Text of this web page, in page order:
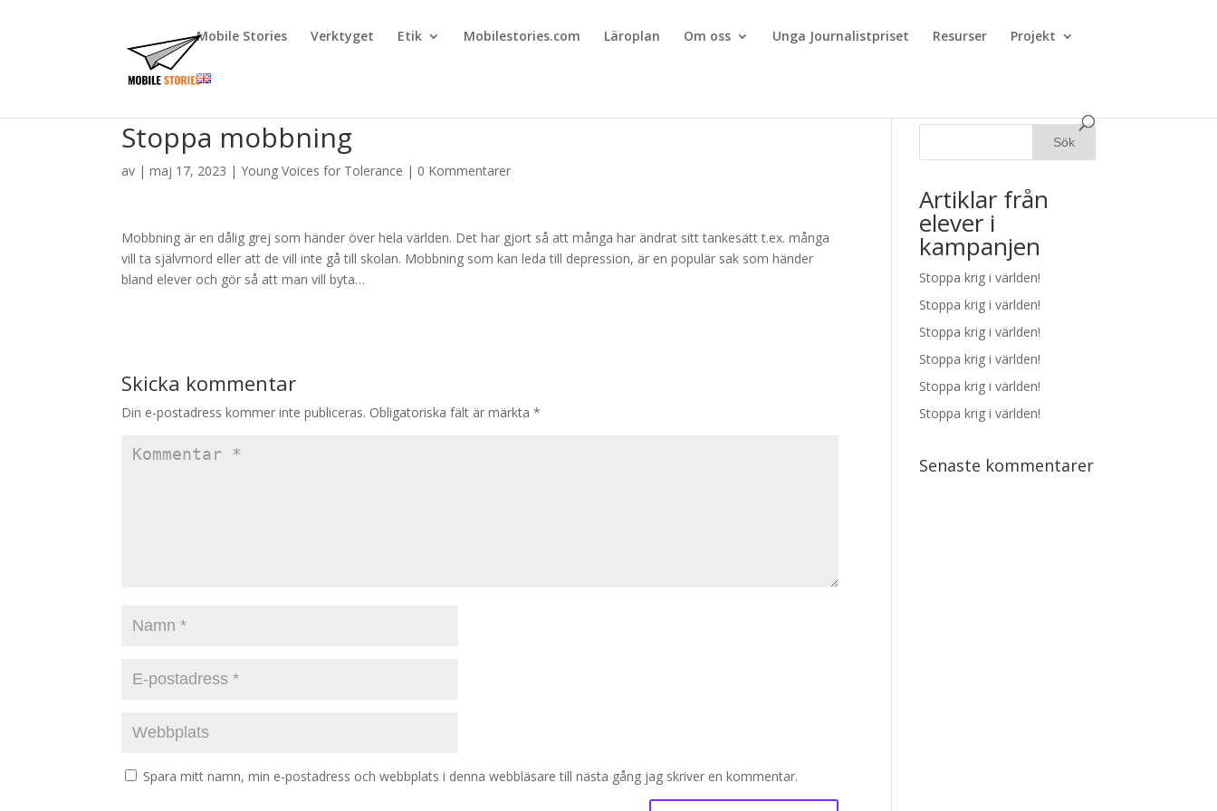
Mobile Stories Verktyget Etik Mobilestories.com Läroplan Om oss Unga Journalistpriset Resurser Projekt
Stoppa mobbning
av |maj 17, 2023 |Young Voices for Tolerance | 0 Kommentarer
Mobbning är en dålig grej som händer över hela världen. Det har gjort så att många har ändrat sitt tankesätt t.ex. många
vill ta självmord eller att de vill inte gå till skolan. Mobbning som kan leda till depression, är en populär sak som händer
bland elever och gör så att man vill byta…
Skicka kommentar
Din e-postadress kommer inte publiceras. Obligatoriska fält är märkta*
Spara mitt namn, min e-postadress och webbplats i denna webbläsare till nästa gång jag skriver en kommentar.
Artiklar från
elever i
kampanjen
Stoppa krig i världen!
Stoppa krig i världen!
Stoppa krig i världen!
Stoppa krig i världen!
Stoppa krig i världen!
Stoppa krig i världen!
Senaste kommentarer